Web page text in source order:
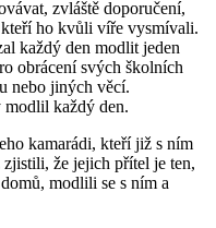
zvláště doporučení,
ho kvůli víře vysmívali.
každý den modlit jeden
obrácení svých školních
nebo jiných věcí.
modlil každý den.
kamarádi, kteří již s ním
že jejich přítel je ten,
modlili se s ním a